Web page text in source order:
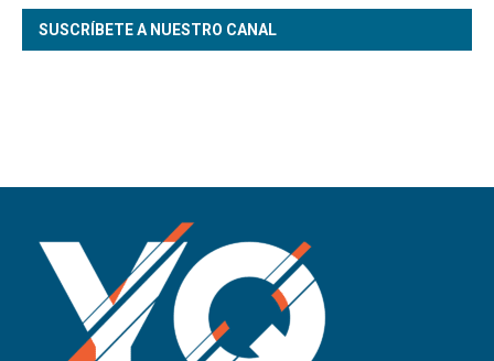
SUSCRÍBETE A NUESTRO CANAL